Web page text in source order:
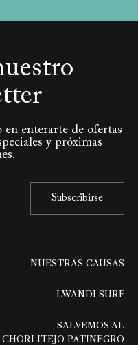
enterarte de ofertas
y próximas
Subscribirse
NUESTRAS CAUSAS
LWANDI SURF
SALVEMOS AL
CHORLITEJO PATINEGRO